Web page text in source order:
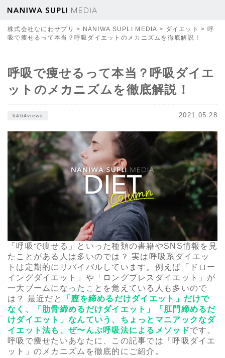
株式会社なにわサプリ > NANIWA SUPLI MEDIA > ダイエット > 呼
吸で痩せるって本当？呼吸ダイエットのメカニズムを徹底解説！
呼吸で痩せるって本当？呼吸ダイエ
ットのメカニズムを徹底解説！
6464views 2021.05.28
「呼吸で痩せる」といった種類の書籍やSNS情報を見
たことがある人は多いのでは？ 実は呼吸系ダイエッ
トは定期的にリバイバルしています。例えば「ドロー
イングダイエット」や「ロングブレスダイエット」が
一大ブームになったことを覚えている人も多いので
は？ 最近だと
「膣を締めるだけダイエット」だけで
なく、「肋骨締めるだけダイエット」「肛門締めるだ
けダイエット」なんていう、ちょっとマニアックなダ
イエット法も、ぜ〜んぶ呼吸法によるメソッドです。
呼吸で痩せたいあなたに、この記事では「呼吸ダイエ
ット」のメカニズムを徹底的にご紹介。